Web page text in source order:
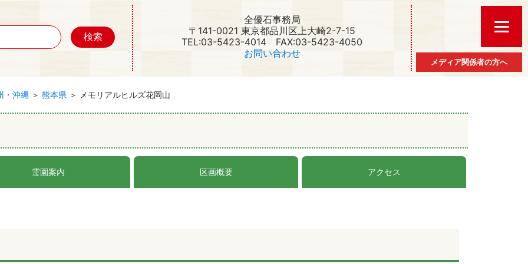
全優石事務局
〒141-0021 東京都品川区上大崎2-7-15
TEL:03-5423-4014 FAX:03-5423-4050
お問い合わせ
メディア関係者の方へ
・沖縄 ＞ 熊本県 ＞ メモリアルヒルズ花岡山
霊園案内 区画概要 アクセス